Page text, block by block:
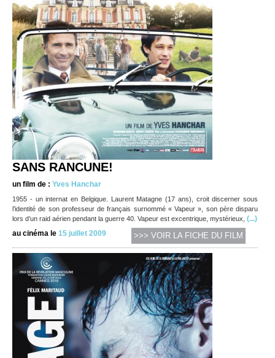
SANS RANCUNE!
un film de : Yves Hanchar
1955 - un internat en Belgique. Laurent Matagne (17 ans), croit discerner sous
l’identité de son professeur de français surnommé « Vapeur », son père disparu
lors d’un raid aérien pendant la guerre 40. Vapeur est excentrique, mystérieux, (...)
au cinéma le 15 juillet 2009 >>> VOIR LA FICHE DU FILM